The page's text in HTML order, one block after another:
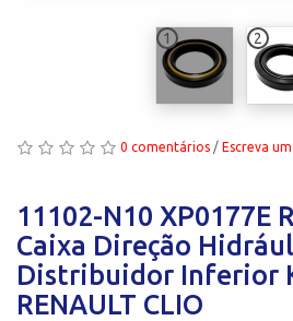
1 2
0 comentários / Escreva
11102-N10 XP0177E
Caixa Direção
Distribuidor Inferior
RENAULT CLIO